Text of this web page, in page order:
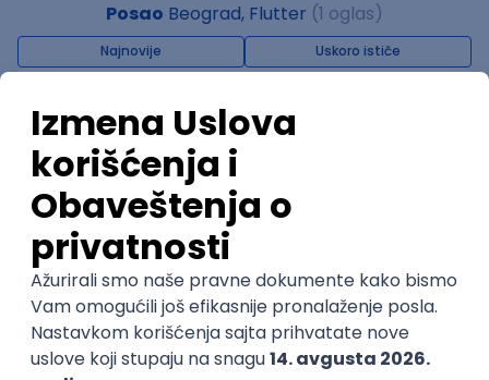
Posao Beograd, Flutter (1 oglas)
Najnovije Uskoro ističe
Factory World Wide
3
Beograd
04.09.2026.
Git
Kotlin
Firebase Flutter @
KATEGORIJA
TEHNOLOGIJA